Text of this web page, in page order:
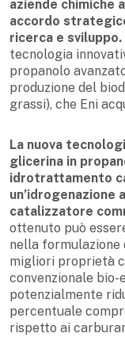
aziende chimiche
accordo
ricerca e sviluppo.
tecnologia
propanolo
produzione del
grassi), che Eni
La nuova
glicerina in
idrotrattamento
un’idrogenazione
catalizzatore
ottenuto può
nella
migliori proprietà
convenzionale
potenzialmente
percentuale
rispetto ai